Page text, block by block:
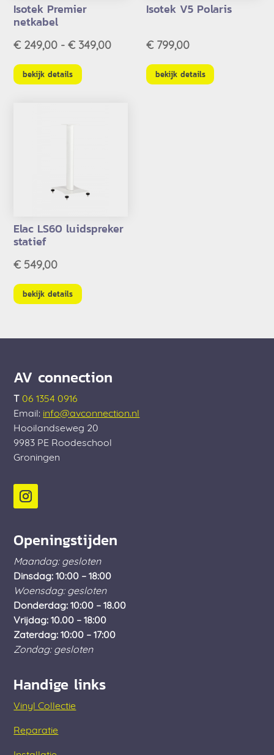
Isotek Premier
netkabel
€ 249,00 - € 349,00Prijsklasse:
€ 349,00
bekijk details
Isotek V5 Polaris
€799,00
bekijk details
Elac LS60 luidspreker
statief
€ 549,00
bekijk details
AV connection
T 06 1354 0916
Email: info@avconnection.nl
Hooilandseweg 20
9983 PE Roodeschool
Groningen
Openingstijden
Maandag: gesloten
Dinsdag: 10:00 – 18:00
Woensdag: gesloten
Donderdag: 10:00 – 18.00
Vrijdag: 10.00 – 18:00
Zaterdag: 10:00 – 17:00
Zondag: gesloten
Handige links
Vinyl Collectie
Reparatie